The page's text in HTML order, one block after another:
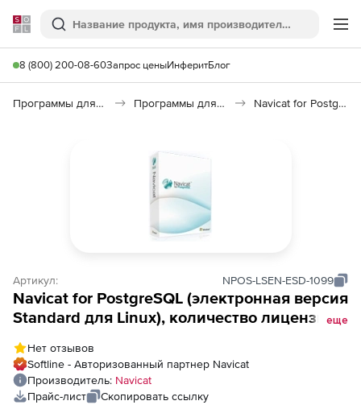
Softline
Поиск
8 (800) 200-08-60Запрос ценыИнферитБлог
Программы для программирования Программы для работы с базами данных Navicat for PostgreSQL
Артикул: NPOS-LSEN-ESD-1099
Navicat for PostgreSQL (электронная версия
Standard для Linux), количество лицензийеще
Нет отзывов
Softline - Авторизованный партнер Navicat
Производитель: Navicat
Прайс-лист
Скопировать ссылку